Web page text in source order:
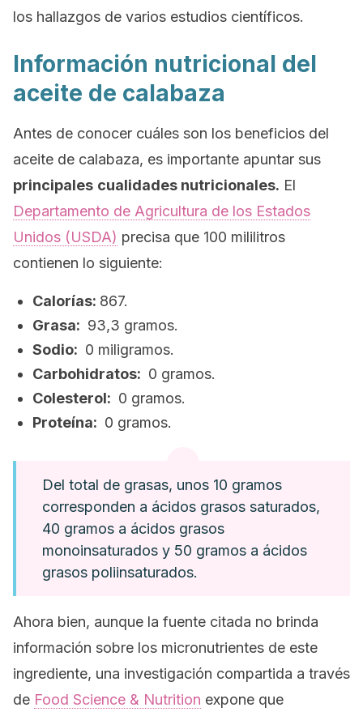
los hallazgos de varios estudios científicos.
Información nutricional del
aceite de calabaza
Antes de conocer cuáles son los beneficios del
aceite de calabaza, es importante apuntar sus
principales cualidades nutricionales. El
Departamento de Agricultura de los Estados
Unidos (USDA) precisa que 100 mililitros
contienen lo siguiente:
Calorías: 867.
Grasa: 93,3 gramos.
Sodio: 0 miligramos.
Carbohidratos: 0 gramos.
Colesterol: 0 gramos.
Proteína: 0 gramos.
Del total de grasas, unos 10 gramos
corresponden a ácidos grasos saturados,
40 gramos a ácidos grasos
monoinsaturados y 50 gramos a ácidos
grasos poliinsaturados.
Ahora bien, aunque la fuente citada no brinda
información sobre los micronutrientes de este
ingrediente, una investigación compartida a través
de Food Science & Nutrition expone que